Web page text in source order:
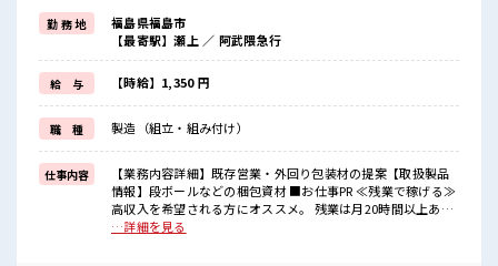
週末は家族や友人と一緒にプライベート満喫！
≪ヘアカラーOKで自由な雰囲気の職場≫
明るすぎたり奇抜でなければ基本的に自由！
(規定有)≪機能的な制服アリ≫
制服があるので、
毎日の服装の悩み解消♪
≪未経験OKの仕事≫
新しいことにチャレンジするのは不安だけど、
しっかり働く環境が整っています！
イチからスキルUP・ステップUP目指していきましょう！
■職場の雰囲気
髪型・髪色自由♪
勤 務 地
福島県福島市
【最寄駅】瀬上 ／ 阿武隈急行
給 与 【時給】1,350 円
職 種 製造（組立・組み付け）
仕事内容
【業務内容詳細】既存営業・外回り包装材の提案【取扱製品
情報】段ボールなどの梱包資材 ■お仕事PR ≪残業で稼げる≫
高収入を希望される方にオススメ。 残業は月20時間以上あり
ます♪ ≪週休2日制≫ 週末は家族や友人と一緒にプライベー
…詳細を見る